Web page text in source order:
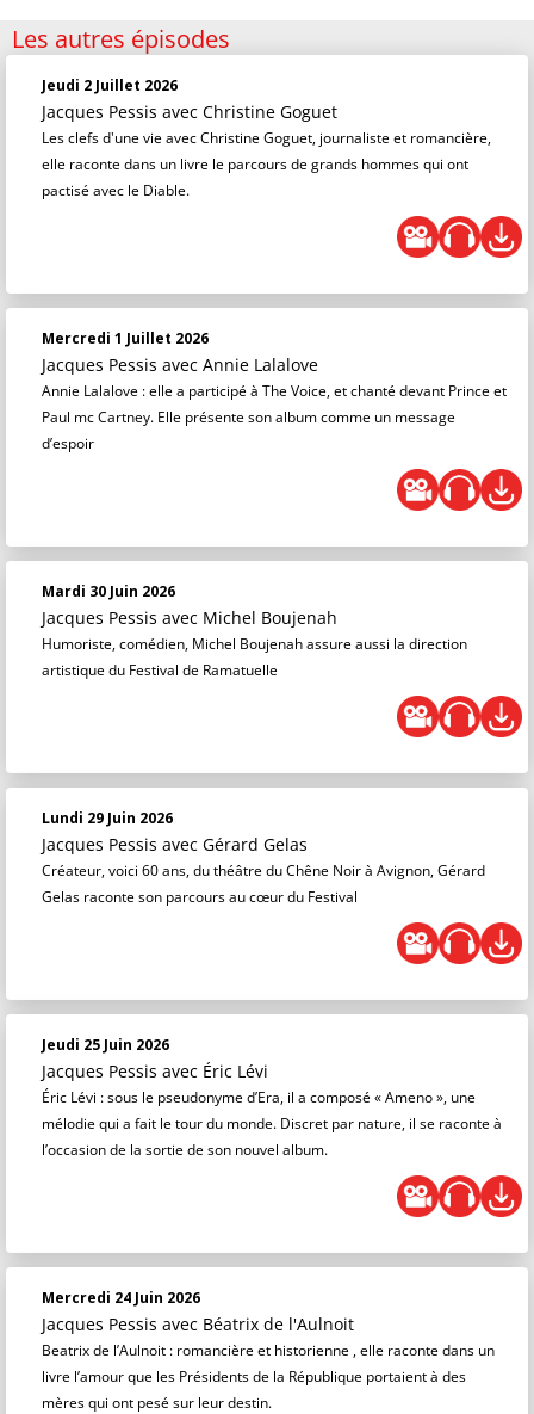
Les autres épisodes
Jeudi 2 Juillet 2026
Jacques Pessis avec Christine Goguet
Les clefs d'une vie avec Christine Goguet, journaliste et romancière,
elle raconte dans un livre le parcours de grands hommes qui ont
pactisé avec le Diable.
Mercredi 1 Juillet 2026
Jacques Pessis avec Annie Lalalove
Annie Lalalove : elle a participé à The Voice, et chanté devant Prince et
Paul mc Cartney. Elle présente son album comme un message
d’espoir
Mardi 30 Juin 2026
Jacques Pessis avec Michel Boujenah
Humoriste, comédien, Michel Boujenah assure aussi la direction
artistique du Festival de Ramatuelle
Lundi 29 Juin 2026
Jacques Pessis avec Gérard Gelas
Créateur, voici 60 ans, du théâtre du Chêne Noir à Avignon, Gérard
Gelas raconte son parcours au cœur du Festival
Jeudi 25 Juin 2026
Jacques Pessis avec Éric Lévi
Éric Lévi : sous le pseudonyme d’Era, il a composé « Ameno », une
mélodie qui a fait le tour du monde. Discret par nature, il se raconte à
l’occasion de la sortie de son nouvel album.
Mercredi 24 Juin 2026
Jacques Pessis avec Béatrix de l'Aulnoit
Beatrix de l’Aulnoit : romancière et historienne , elle raconte dans un
livre l’amour que les Présidents de la République portaient à des
mères qui ont pesé sur leur destin.